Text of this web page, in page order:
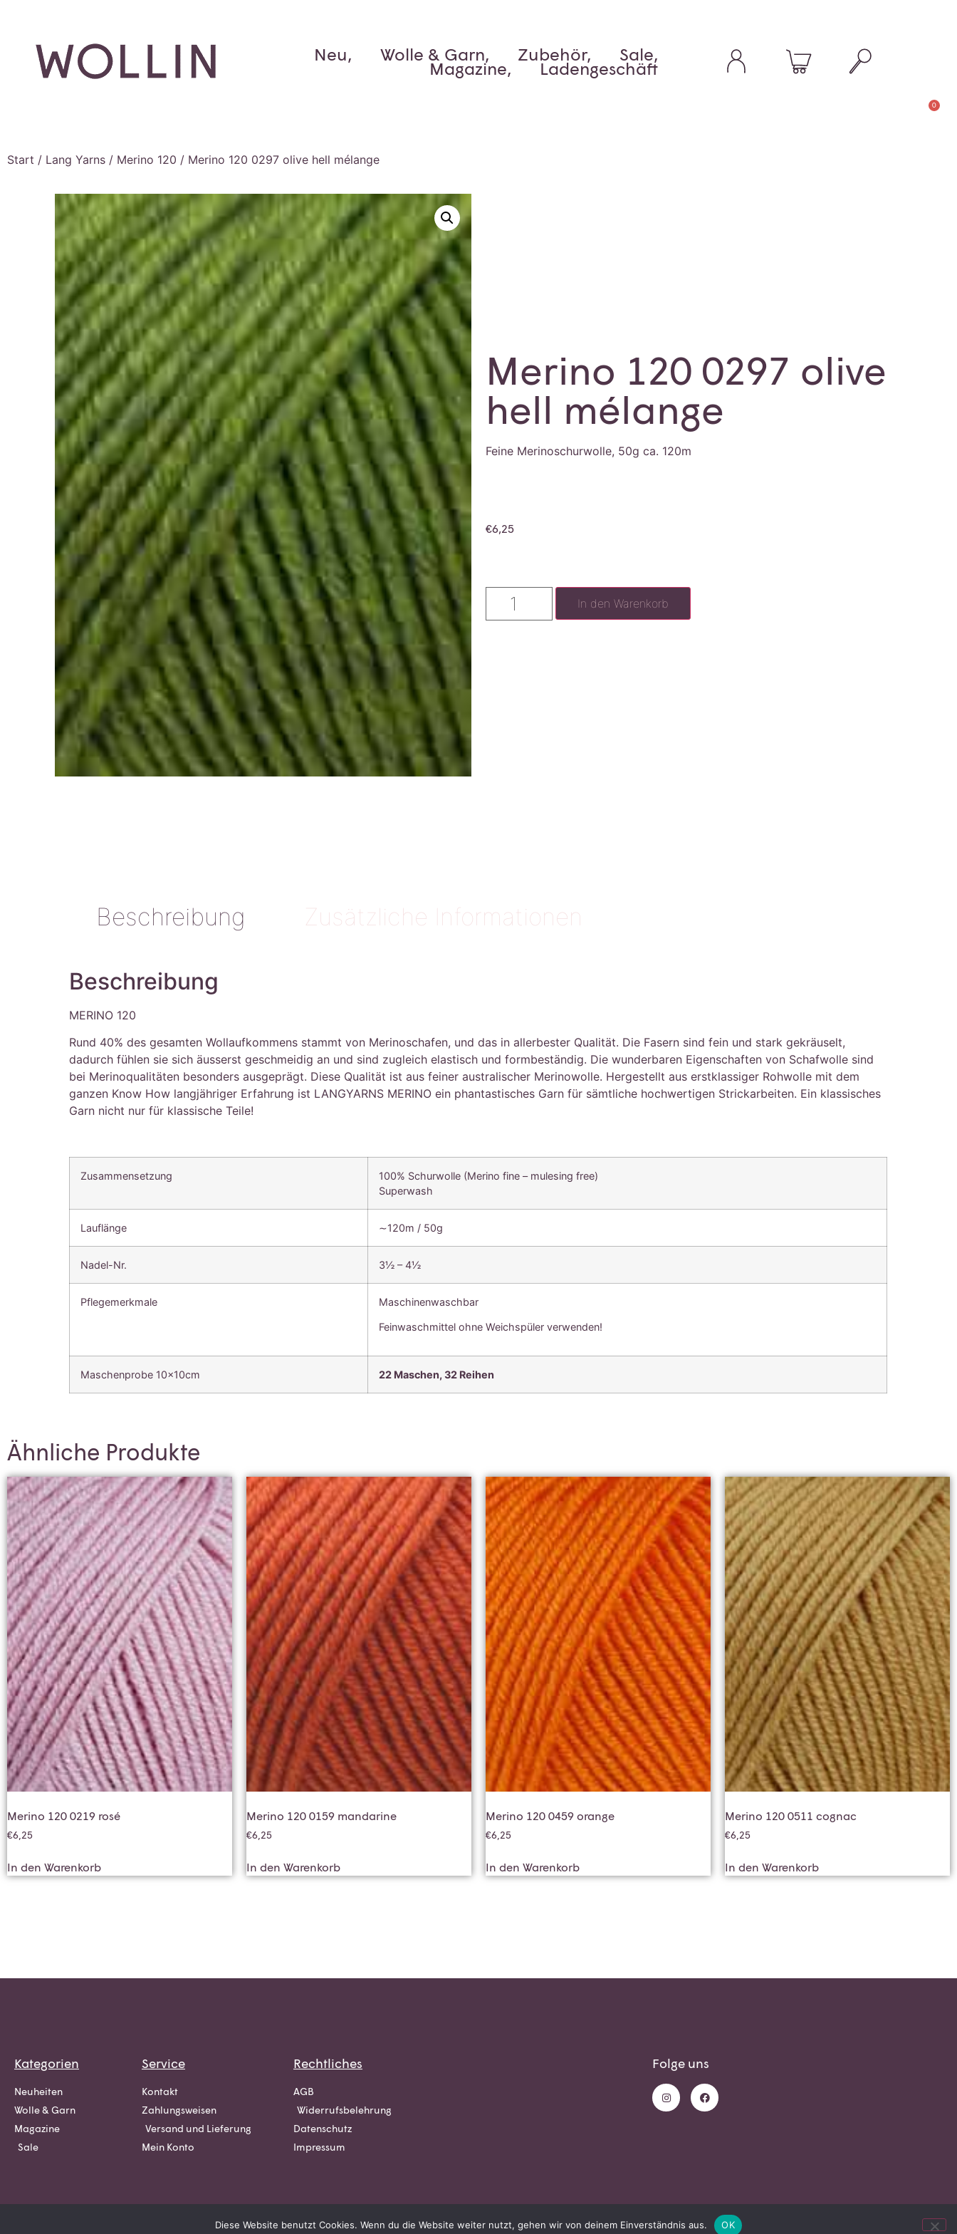
Neu, Wolle & Garn, Zubehör, Sale,
Magazine, Ladengeschäft
0
Start / Lang Yarns / Merino 120 / Merino 120 0297 olive hell mélange
Merino 120 0297 olive
hell mélange
Feine Merinoschurwolle, 50g ca. 120m
€6,25
In den Warenkorb
Beschreibung Zusätzliche Informationen
Beschreibung
MERINO 120
Rund 40% des gesamten Wollaufkommens stammt von Merinoschafen, und das in allerbester Qualität. Die Fasern sind fein und stark gekräuselt,
dadurch fühlen sie sich äusserst geschmeidig an und sind zugleich elastisch und formbeständig. Die wunderbaren Eigenschaften von Schafwolle sind
bei Merinoqualitäten besonders ausgeprägt. Diese Qualität ist aus feiner australischer Merinowolle. Hergestellt aus erstklassiger Rohwolle mit dem
ganzen Know How langjähriger Erfahrung ist LANGYARNS MERINO ein phantastisches Garn für sämtliche hochwertigen Strickarbeiten. Ein klassisches
Garn nicht nur für klassische Teile!
Zusammensetzung
100% Schurwolle (Merino fine – mulesing free)
Superwash
Lauflänge ∼120m / 50g
Nadel-Nr. 3½ – 4½
Pflegemerkmale Maschinenwaschbar
Feinwaschmittel ohne Weichspüler verwenden!
Maschenprobe 10x10cm 22 Maschen, 32 Reihen
Ähnliche Produkte
Merino 120 0219 rosé
€6,25
In den Warenkorb
Merino 120 0159 mandarine
€6,25
In den Warenkorb
Merino 120 0459 orange
€6,25
In den Warenkorb
Merino 120 0511 cognac
€6,25
In den Warenkorb
Kategorien
Neuheiten
Wolle & Garn
Magazine
Sale
Service
Kontakt
Zahlungsweisen
Versand und Lieferung
Mein Konto
Rechtliches
AGB
Widerrufsbelehrung
Datenschutz
Impressum
Folge uns
Diese Website benutzt Cookies. Wenn du die Website weiter nutzt, gehen wir von deinem Einverständnis aus. OK